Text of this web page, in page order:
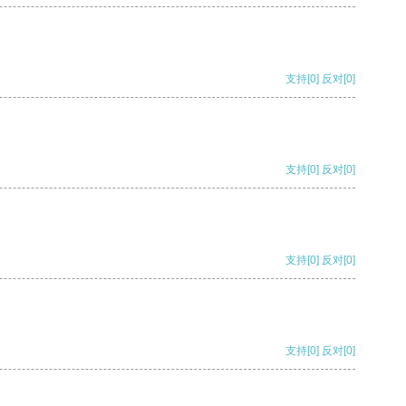
支持[0] 反对[0]
支持[0] 反对[0]
支持[0] 反对[0]
支持[0] 反对[0]